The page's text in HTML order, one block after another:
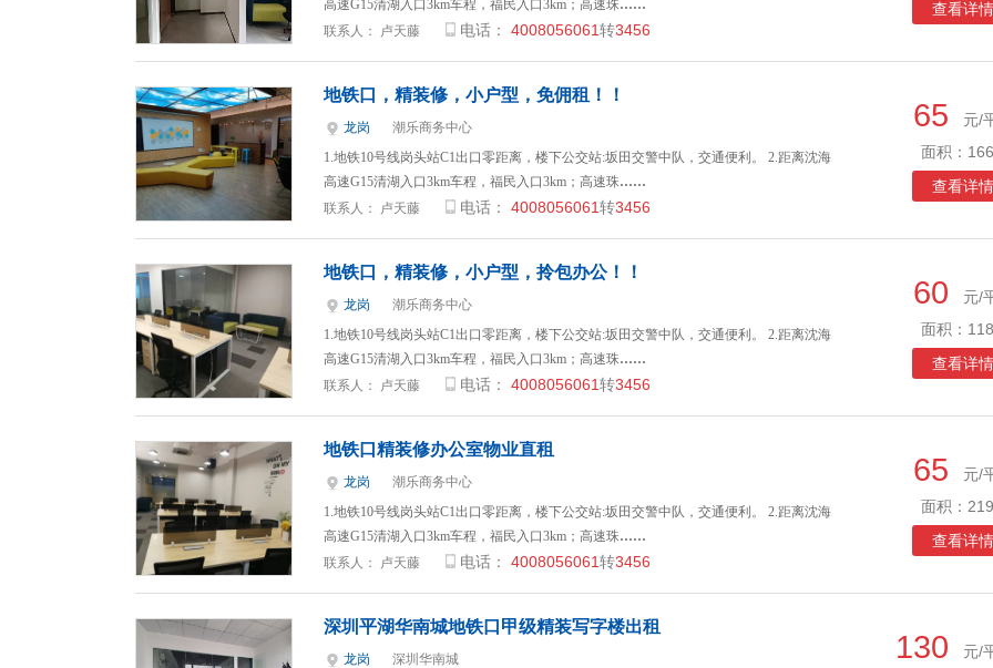
高速G15清湖入口3km车程，福民入口3km；高速珠……
联系人：
卢天藤 电话： 4008056061转3456
查看详情
地铁口，精装修，小户型，免佣租！！
龙岗
潮乐商务中心
1.地铁10号线岗头站C1出口零距离，楼下公交站:坂田交警中队，交通便利。 2.距离沈海
高速G15清湖入口3km车程，福民入口3km；高速珠……
联系人：
卢天藤 电话： 4008056061转3456
65
元/
面积：
查看详情
地铁口，精装修，小户型，拎包办公！！
龙岗
潮乐商务中心
1.地铁10号线岗头站C1出口零距离，楼下公交站:坂田交警中队，交通便利。 2.距离沈海
高速G15清湖入口3km车程，福民入口3km；高速珠……
联系人：
卢天藤 电话： 4008056061转3456
60
元/
面积：
查看详情
地铁口精装修办公室物业直租
龙岗
潮乐商务中心
1.地铁10号线岗头站C1出口零距离，楼下公交站:坂田交警中队，交通便利。 2.距离沈海
高速G15清湖入口3km车程，福民入口3km；高速珠……
联系人：
卢天藤 电话： 4008056061转3456
65
元/
面积：
查看详情
深圳平湖华南城地铁口甲级精装写字楼出租
龙岗
深圳华南城
130
元/